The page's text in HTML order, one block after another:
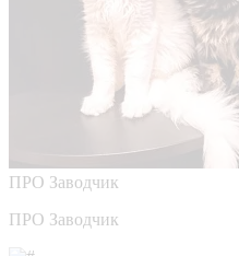
ПРО Заводчик
ПРО Заводчик